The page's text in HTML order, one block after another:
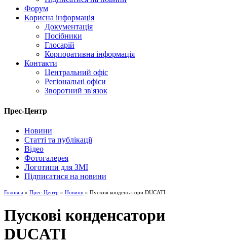
Форум
Корисна інформація
Документація
Посібники
Глосарій
Корпоративна інформація
Контакти
Центральний офіс
Регіональні офіси
Зворотний зв'язок
Прес-Центр
Новини
Статті та публікації
Відео
Фотогалерея
Логотипи для ЗМІ
Підписатися на новини
Головна » Прес-Центр » Новини » Пускові конденсатори DUCATI
Пускові конденсатори
DUCATI